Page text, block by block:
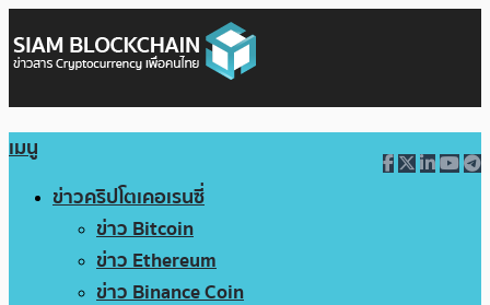
เมนู
ข่าวคริปโตเคอเรนซี่
ข่าว Bitcoin
ข่าว Ethereum
ข่าว Binance Coin